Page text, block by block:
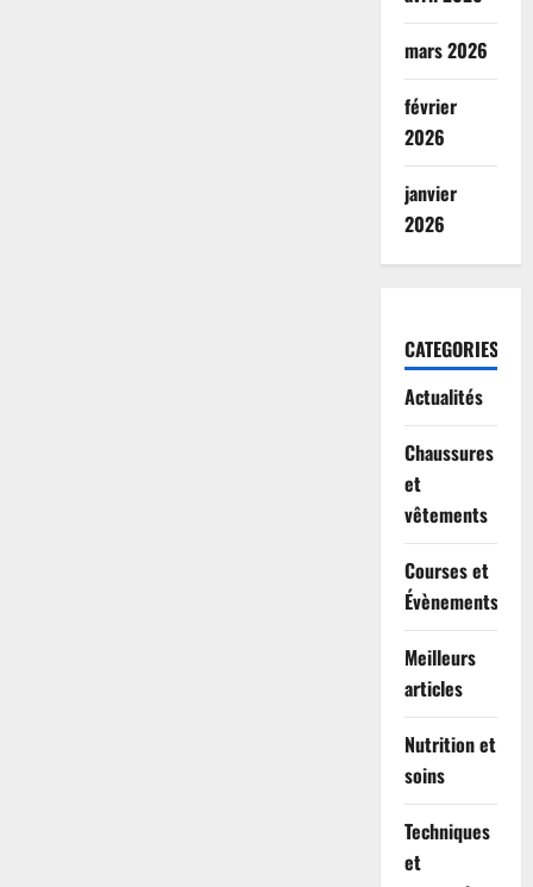
mars 2026
février
2026
janvier
2026
CATEGORIES
Actualités
Chaussures
et
vêtements
Courses et
Évènements
Meilleurs
articles
Nutrition et
soins
Techniques
et